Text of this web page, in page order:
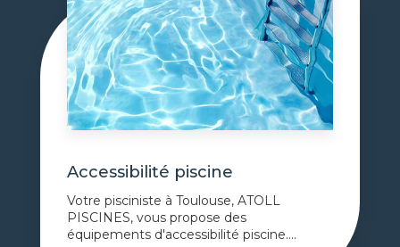
Accessibilité piscine
Votre pisciniste à Toulouse, ATOLL
PISCINES, vous propose des
équipements d'accessibilité piscine....